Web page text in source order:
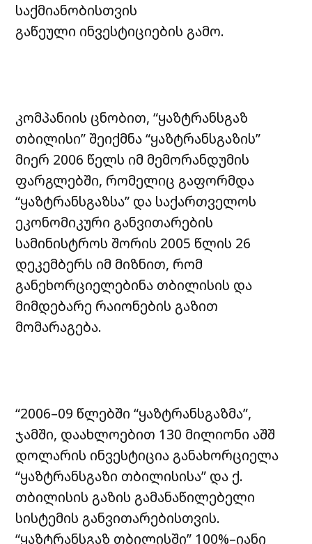
საქმიანობისთვის
გაწეული ინვესტიციების გამო.
კომპანიის ცნობით, “ყაზტრანსგაზ
თბილისი” შეიქმნა “ყაზტრანსგაზის”
მიერ 2006 წელს იმ მემორანდუმის
ფარგლებში, რომელიც გაფორმდა
“ყაზტრანსგაზსა” და საქართველოს
ეკონომიკური განვითარების
სამინისტროს შორის 2005 წლის 26
დეკემბერს იმ მიზნით, რომ
განეხორციელებინა თბილისის და
მიმდებარე რაიონების გაზით
მომარაგება.
“2006–09 წლებში “ყაზტრანსგაზმა”,
ჯამში, დაახლოებით 130 მილიონი აშშ
დოლარის ინვესტიცია განახორციელა
“ყაზტრანსგაზი თბილისისა” და ქ.
თბილისის გაზის გამანაწილებელი
სისტემის განვითარებისთვის.
“ყაზტრანსგაზ თბილისში” 100%–იანი